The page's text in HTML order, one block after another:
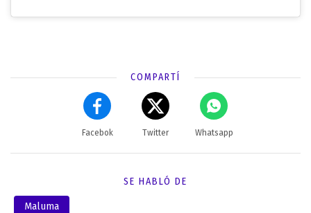
COMPARTÍ
Facebok Twitter Whatsapp
SE HABLÓ DE
Maluma